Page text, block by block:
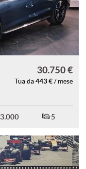
30.750 €
Tua da 443 € / mese
5